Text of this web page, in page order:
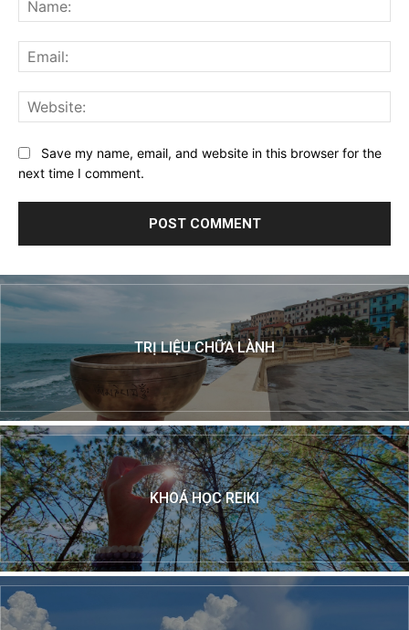
Save my name, email, and website in this browser for the
next time I comment.
TRỊ LIỆU CHỮA LÀNH
KHOÁ HỌC REIKI